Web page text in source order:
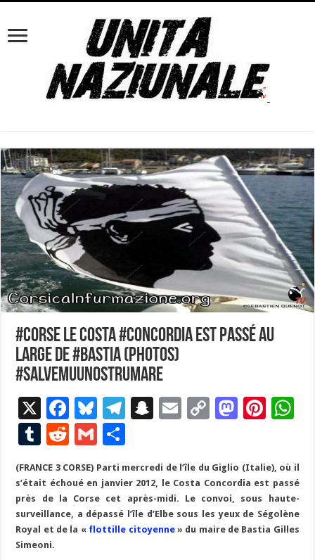
#Corse Le Costa #Concordia est passé au
large de #Bastia (photos)
#SalvemuUNostruMare
X
F
ac
e
b
o
o
Bl
u
es
ky
T
gr
a
m
S
p
c
h
E
l
C
y
Li
n
M
d
o
n
Pi
es
t
p
p
T
m
bl
r
R
d
di
t
G
m
ai
l
ta
g
er
(FRANCE 3 CORSE) Parti mercredi de l’île du Giglio (Italie), où il
s’était échoué en janvier 2012, le Costa Concordia est passé
près de la Corse cet après-midi. Le convoi, sous haute-
surveillance, a dépassé l’île d’Elbe sous les yeux de Ségolène
Royal et de la « flottille citoyenne» du maire de Bastia Gilles
Simeoni.